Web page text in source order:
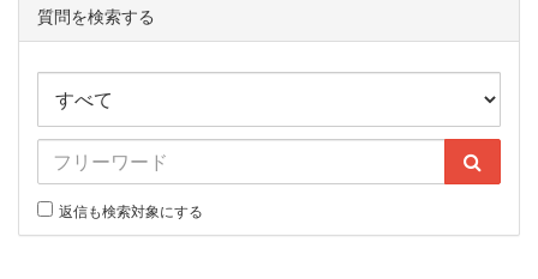
質問を検索する
返信も検索対象にする